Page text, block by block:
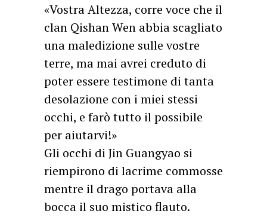
«Vostra Altezza, corre voce che il
clan Qishan Wen abbia scagliato
una maledizione sulle vostre
terre, ma mai avrei creduto di
poter essere testimone di tanta
desolazione con i miei stessi
occhi, e farò tutto il possibile
per aiutarvi!»
Gli occhi di Jin Guangyao si
riempirono di lacrime commosse
mentre il drago portava alla
bocca il suo mistico flauto.